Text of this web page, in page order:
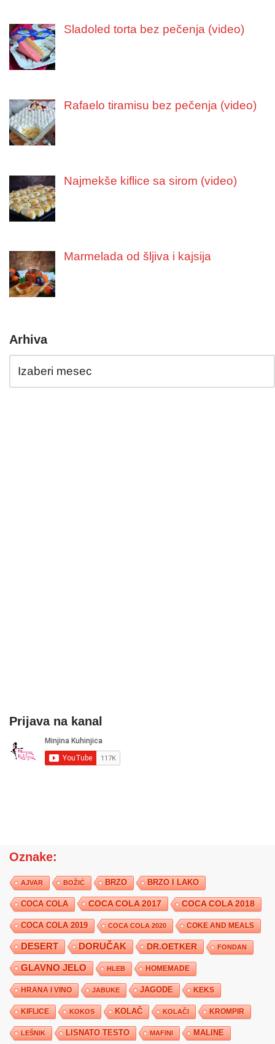
Sladoled torta bez pečenja (video)
Rafaelo tiramisu bez pečenja (video)
Najmekše kiflice sa sirom (video)
Marmelada od šljiva i kajsija
Arhiva
Prijava na kanal
Oznake:
AJVAR BOŽIĆ BRZO BRZO I LAKO
COCA COLA COCA COLA 2017 COCA COLA 2018
COCA COLA 2019 COCA COLA 2020 COKE AND MEALS
DESERT DORUČAK DR.OETKER FONDAN
GLAVNO JELO HLEB HOMEMADE
HRANA I VINO JABUKE JAGODE KEKS
KIFLICE KOKOS KOLAČ KOLAČI KROMPIR
LEŠNIK LISNATO TESTO MAFINI MALINE